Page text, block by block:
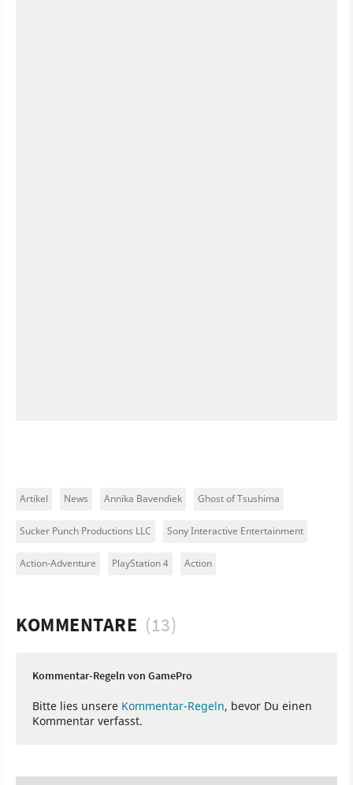
Artikel News Annika Bavendiek Ghost of Tsushima
Sucker Punch Productions LLC Sony Interactive Entertainment
Action-Adventure PlayStation 4 Action
KOMMENTARE (13)
Kommentar-Regeln von GamePro
Bitte lies unsere Kommentar-Regeln, bevor Du einen
Kommentar verfasst.